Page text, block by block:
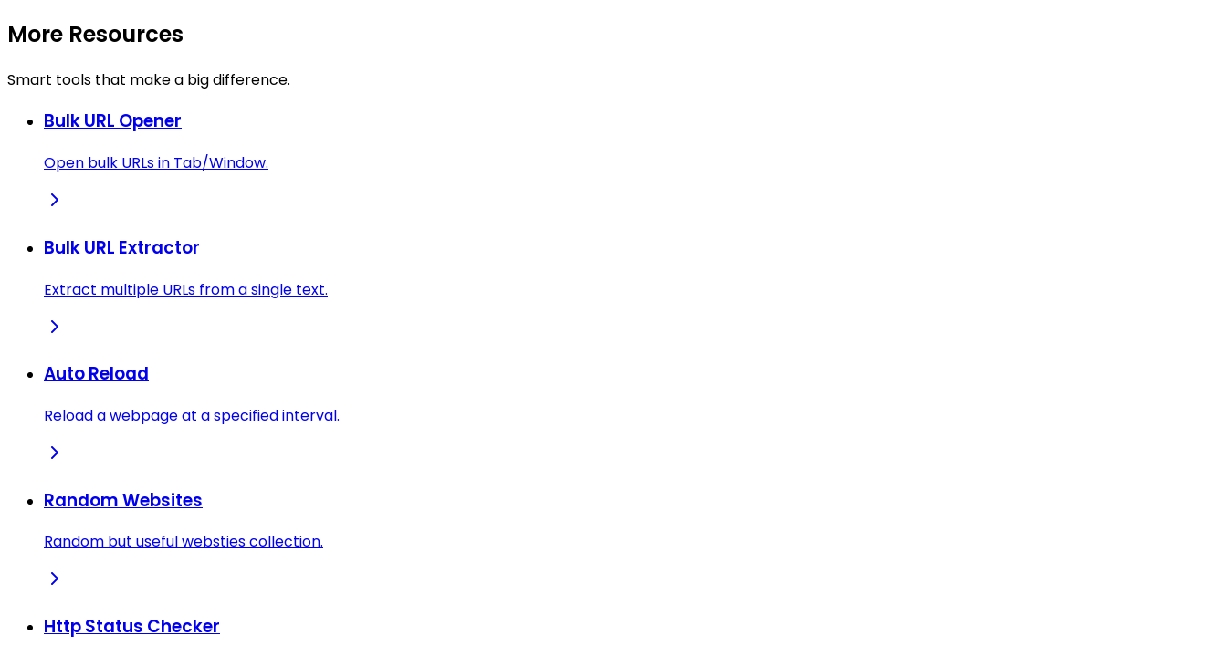
More Resources
Smart tools that make a big difference.
Bulk URL Opener
Open bulk URLs in Tab/Window.
Bulk URL Extractor
Extract multiple URLs from a single text.
Auto Reload
Reload a webpage at a specified interval.
Random Websites
Random but useful websties collection.
Http Status Checker